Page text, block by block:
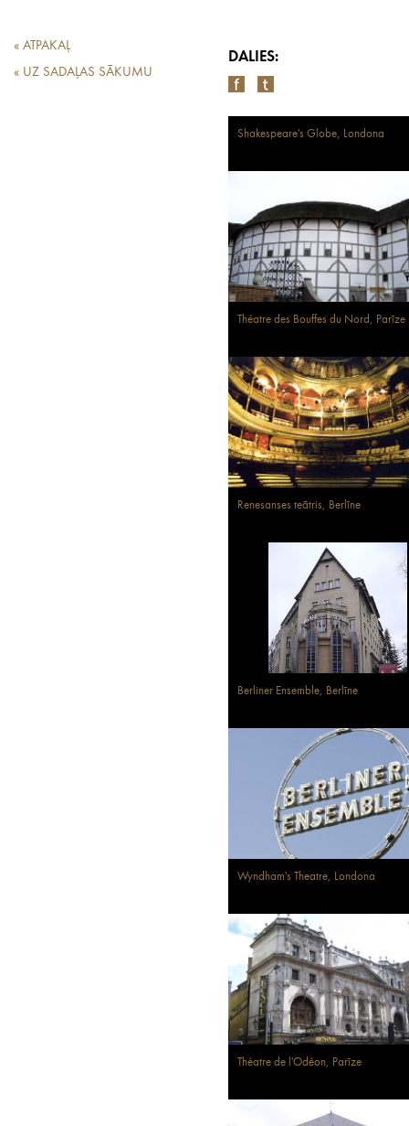
« ATPAKAĻ
« UZ SADAĻAS SĀKUMU
DALIES:
Shakespeare's Globe, Londona
Théatre des Bouffes du Nord, Parīze
Renesanses teātris, Berlīne
Berliner Ensemble, Berlīne
Wyndham's Theatre, Londona
Théatre de l'Odéon, Parīze